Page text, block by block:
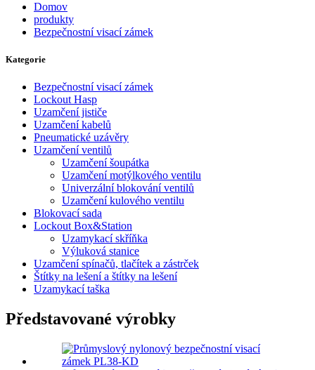
Domov
produkty
Bezpečnostní visací zámek
Kategorie
Bezpečnostní visací zámek
Lockout Hasp
Uzamčení jističe
Uzamčení kabelů
Pneumatické uzávěry
Uzamčení ventilů
Uzamčení šoupátka
Uzamčení motýlkového ventilu
Univerzální blokování ventilů
Uzamčení kulového ventilu
Blokovací sada
Lockout Box&Station
Uzamykací skříňka
Výluková stanice
Uzamčení spínačů, tlačítek a zástrček
Štítky na lešení a štítky na lešení
Uzamykací taška
Představované výrobky